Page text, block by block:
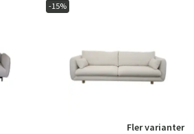
-15%
Fler varianter